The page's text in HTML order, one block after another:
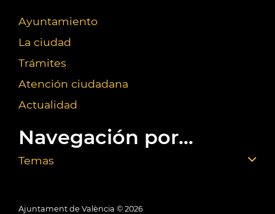
Ayuntamiento
La ciudad
Trámites
Atención ciudadana
Actualidad
Navegación por...
Temas
Ajuntament de València © 2026